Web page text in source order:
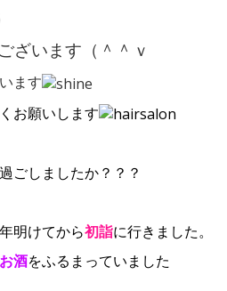
ざいます（＾＾ｖ
ます
お願いします
ごしましたか？？？
明けてから初詣に行きました。
お酒をふるまっていました